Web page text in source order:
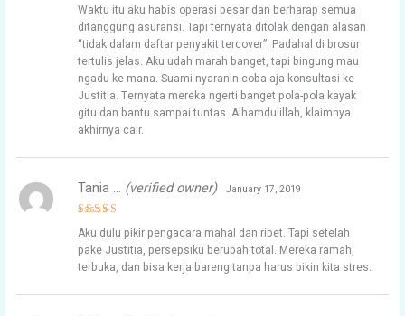
out of 5
Waktu itu aku habis operasi besar dan berharap semua
ditanggung asuransi. Tapi ternyata ditolak dengan alasan
“tidak dalam daftar penyakit tercover”. Padahal di brosur
tertulis jelas. Aku udah marah banget, tapi bingung mau
ngadu ke mana. Suami nyaranin coba aja konsultasi ke
Justitia. Ternyata mereka ngerti banget pola-pola kayak
gitu dan bantu sampai tuntas. Alhamdulillah, klaimnya
akhirnya cair.
out of 5
Tania … (verified owner) January 17, 2019
Aku dulu pikir pengacara mahal dan ribet. Tapi setelah
pake Justitia, persepsiku berubah total. Mereka ramah,
terbuka, dan bisa kerja bareng tanpa harus bikin kita stres.